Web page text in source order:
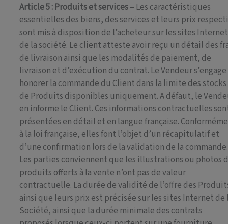
Article 5 : Produits et services– Les caractéristiques
essentielles des biens, des services et leurs prix
sont mis à disposition de l’acheteur sur les sites Internet
de la société. Le client atteste avoir reçu un détail des
de livraison ainsi que les modalités de paiement, de
livraison et d’exécution du contrat. Le Vendeur s’engage
honorer la commande du Client dans la limite des stocks
de Produits disponibles uniquement. A défaut, le
en informe le Client. Ces informations contractuelles
présentées en détail et en langue française.
à la loi française, elles font l’objet d’un récapitulatif et
d’une confirmation lors de la validation de la commande.
Les parties conviennent que les illustrations ou photos
produits offerts à la vente n’ont pas de valeur
contractuelle. La durée de validité de l’offre des
ainsi que leurs prix est précisée sur les sites Internet de
Société, ainsi que la durée minimale des contrats